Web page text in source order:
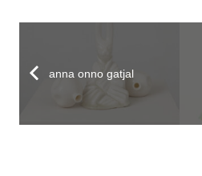
anna onno gatjal